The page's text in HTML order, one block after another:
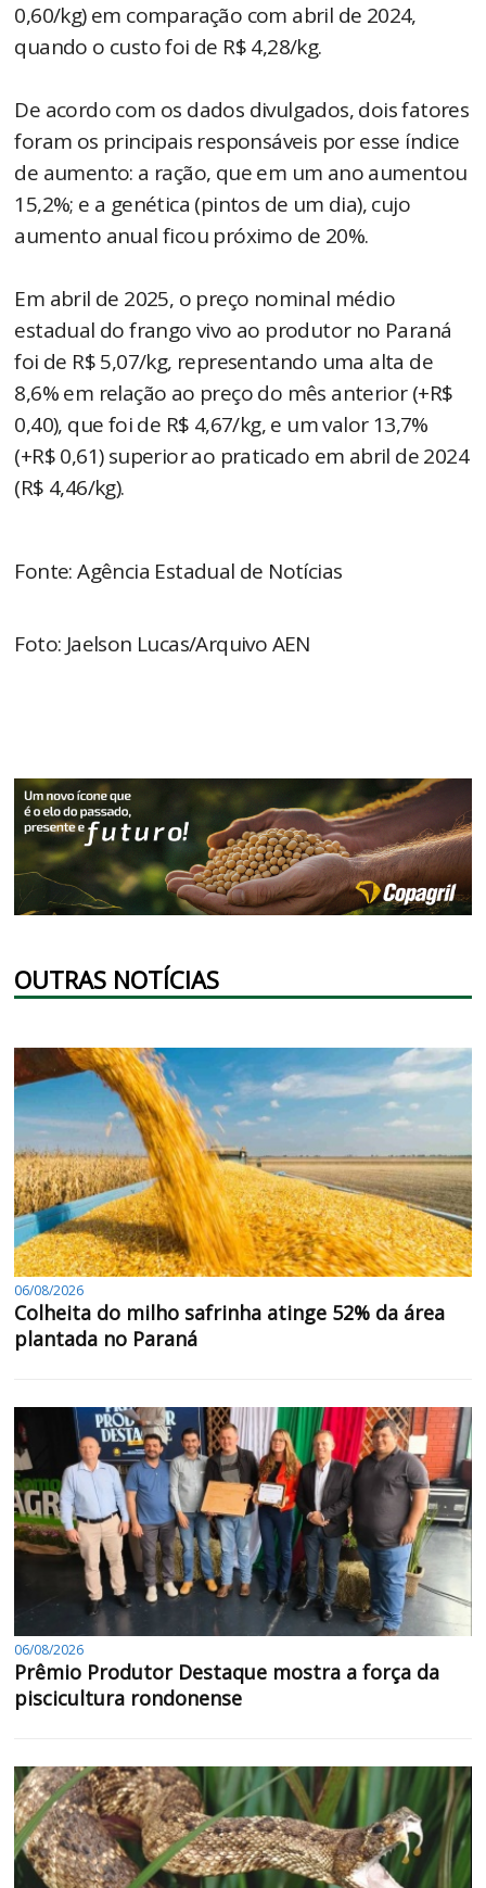
0,60/kg) em comparação com abril de 2024,
quando o custo foi de R$ 4,28/kg.
De acordo com os dados divulgados, dois fatores
foram os principais responsáveis por esse índice
de aumento: a ração, que em um ano aumentou
15,2%; e a genética (pintos de um dia), cujo
aumento anual ficou próximo de 20%.
Em abril de 2025, o preço nominal médio
estadual do frango vivo ao produtor no Paraná
foi de R$ 5,07/kg, representando uma alta de
8,6% em relação ao preço do mês anterior (+R$
0,40), que foi de R$ 4,67/kg, e um valor 13,7%
(+R$ 0,61) superior ao praticado em abril de 2024
(R$ 4,46/kg).
Fonte: Agência Estadual de Notícias
Foto: Jaelson Lucas/Arquivo AEN
OUTRAS NOTÍCIAS
06/08/2026
Colheita do milho safrinha atinge 52% da área
plantada no Paraná
06/08/2026
Prêmio Produtor Destaque mostra a força da
piscicultura rondonense